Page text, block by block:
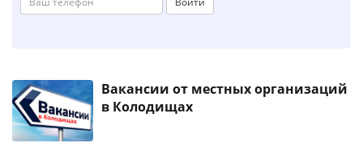
Вакансии от местных организаций
в Колодищах